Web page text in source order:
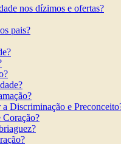
nos dízimos e ofertas?
pais?
Discriminação e